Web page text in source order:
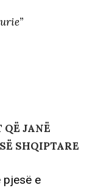
QË JANË
SHQIPTARE
pjesë e